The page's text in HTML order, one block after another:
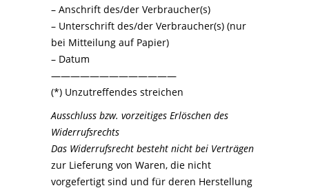
– Anschrift des/der Verbraucher(s)
– Unterschrift des/der Verbraucher(s) (nur
bei Mitteilung auf Papier)
– Datum
—————————————
(*) Unzutreffendes streichen
Ausschluss bzw. vorzeitiges Erlöschen des
Widerrufsrechts
Das Widerrufsrecht besteht nicht bei Verträgen
zur Lieferung von Waren, die nicht
vorgefertigt sind und für deren Herstellung